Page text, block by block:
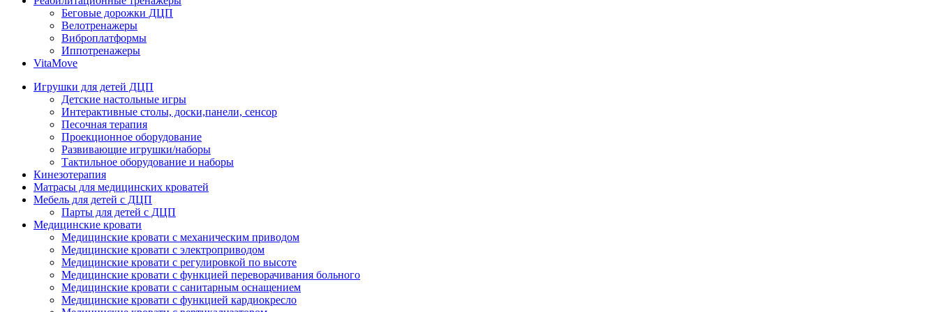
Беговые дорожки ДЦП
Велотренажеры
Виброплатформы
Иппотренажеры
VitaMove
Игрушки для детей ДЦП
Детские настольные игры
Интерактивные столы, доски,панели, сенсор
Песочная терапия
Проекционное оборудование
Развивающие игрушки/наборы
Тактильное оборудование и наборы
Кинезотерапия
Матрасы для медицинских кроватей
Мебель для детей с ДЦП
Парты для детей с ДЦП
Медицинские кровати
Медицинские кровати с механическим приводом
Медицинские кровати с электроприводом
Медицинские кровати с регулировкой по высоте
Медицинские кровати с функцией переворачивания больного
Медицинские кровати с санитарным оснащением
Медицинские кровати с функцией кардиокресло